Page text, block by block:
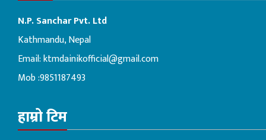
N.P. Sanchar Pvt. Ltd
Kathmandu, Nepal
Email:ktmdainikofficial@gmail.com
Mob :9851187493
हाम्रो टिम